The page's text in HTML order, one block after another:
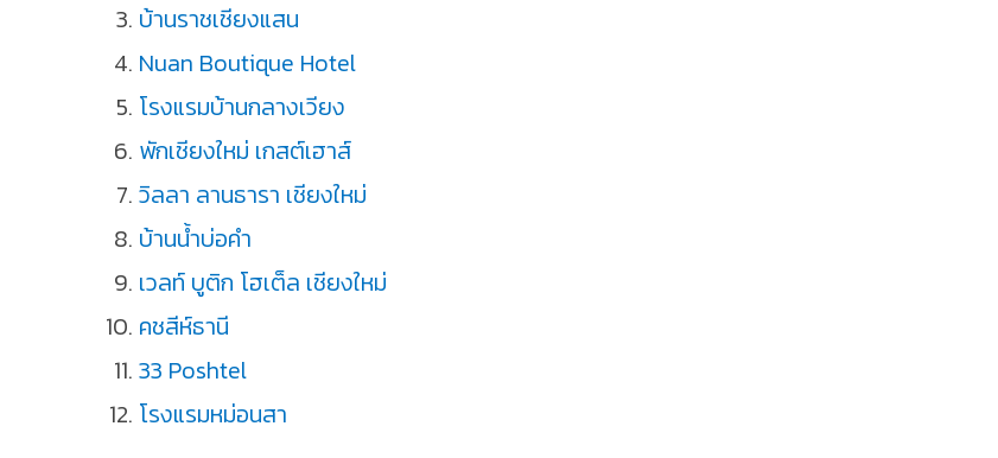
บ้านราชเชียงแสน
Nuan Boutique Hotel
โรงแรมบ้านกลางเวียง
พักเชียงใหม่ เกสต์เฮาส์
วิลลา ลานธารา เชียงใหม่
บ้านน้ำบ่อคำ
เวลท์ บูติก โฮเต็ล เชียงใหม่
คชสีห์ธานี
33 Poshtel
โรงแรมหม่อนสา